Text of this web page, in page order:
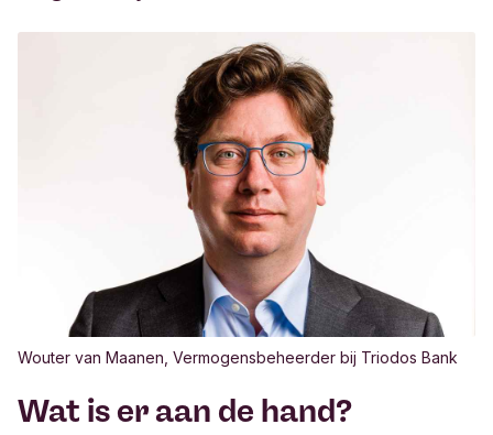
Wouter van Maanen, Vermogensbeheerder bij Triodos Bank
Wat is er aan de hand?